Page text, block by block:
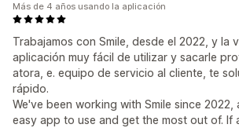
Trabajamos con Smile, desde el 2022, y la
aplicación muy fácil de utilizar y sacarle
atora, e. equipo de servicio al cliente, te
rápido.
We've been working with Smile since
easy app to use and get the most out of. If
Más de 4 años usando la aplicación